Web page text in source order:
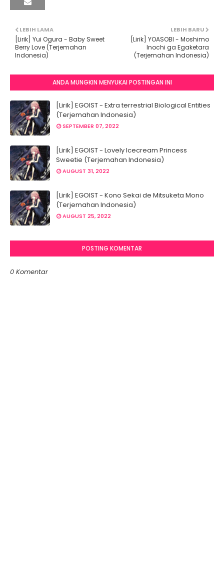
LEBIH BARU
[Lirik] YOASOBI - Moshimo
Inochi ga Egaketara
(Terjemahan Indonesia)
LEBIH LAMA
[Lirik] Yui Ogura - Baby Sweet
Berry Love (Terjemahan
Indonesia)
ANDA MUNGKIN MENYUKAI POSTINGAN INI
[Lirik] EGOIST - Extra terrestrial Biological Entities
(Terjemahan Indonesia)
SEPTEMBER 07, 2022
[Lirik] EGOIST - Lovely Icecream Princess
Sweetie (Terjemahan Indonesia)
AUGUST 31, 2022
[Lirik] EGOIST - Kono Sekai de Mitsuketa Mono
(Terjemahan Indonesia)
AUGUST 25, 2022
POSTING KOMENTAR
0 Komentar